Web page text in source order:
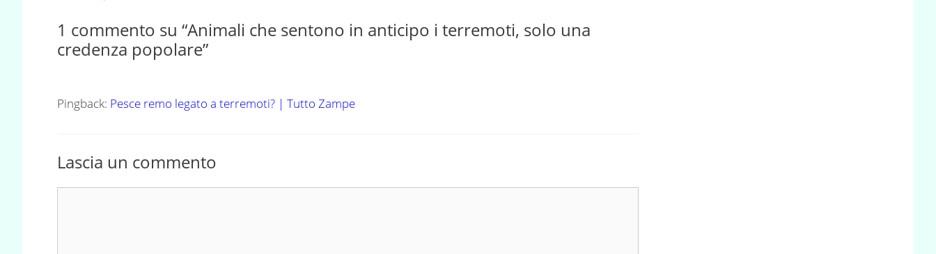
1 commento su “Animali che sentono in anticipo i terremoti, solo una
credenza popolare”
Pingback: Pesce remo legato a terremoti? | Tutto Zampe
Lascia un commento